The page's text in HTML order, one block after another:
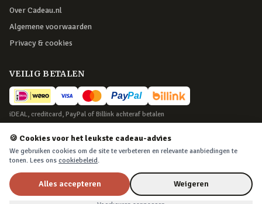
Over Cadeau.nl
Algemene voorwaarden
Privacy & cookies
VEILIG BETALEN
iDEAL, creditcard, PayPal of Billink achteraf betalen
BEZORGING
Voor 22:45 besteld, morgen in huis. Tot 365 dagen retourneren.
©2026Cadeau.nl — Alle rechten voorbehouden
🍪 Cookies voor het leukste cadeau-advies
We gebruiken cookies om de site te verbeteren en relevante aanbiedingen te
tonen. Lees ons cookiebeleid.
Alles accepteren Weigeren